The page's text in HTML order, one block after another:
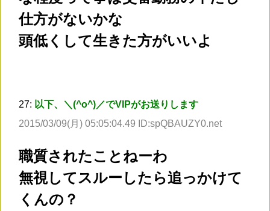
仕方がないかな
頭低くして生きた方がいいよ
27: 以下、＼(^o^)／でVIPがお送りします
2015/03/09(月) 05:05:04.49 ID:spQBAUZY0.net
職質されたことねーわ
無視してスルーしたら追っかけて
くんの？